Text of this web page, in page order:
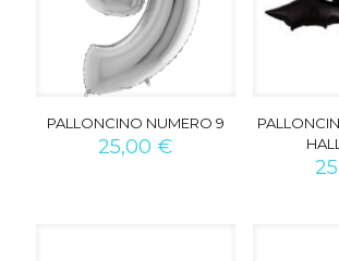
PALLONCINO NUMERO 9
25,00€